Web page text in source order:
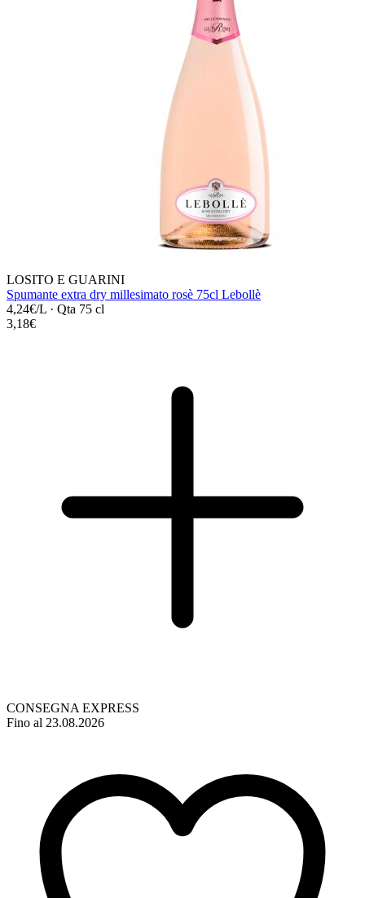
LOSITO E GUARINI
Spumante extra dry millesimato rosè 75cl Lebollè
4,24€/L · Qta 75 cl
3,18€
CONSEGNA EXPRESS
Fino al 23.08.2026